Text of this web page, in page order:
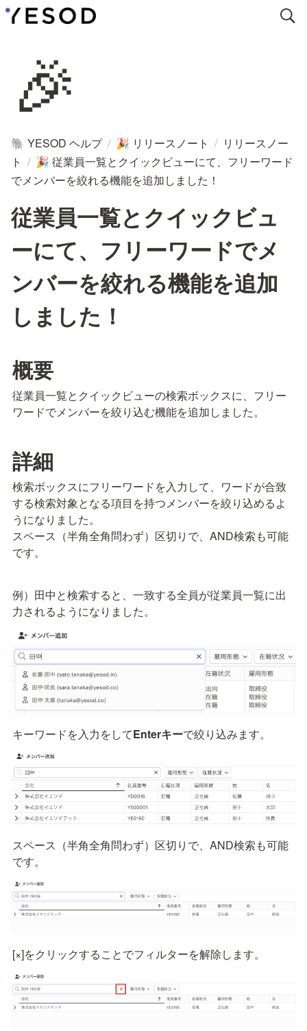
🎉
🐘 YESOD ヘルプ / 🎉 リリースノート / リリースノー
ト / 🎉 従業員一覧とクイックビューにて、フリーワード
でメンバーを絞れる機能を追加しました！
従業員一覧とクイックビュ
ーにて、フリーワードでメ
ンバーを絞れる機能を追加
しました！
概要
従業員一覧とクイックビューの検索ボックスに、フリー
ワードでメンバーを絞り込む機能を追加しました。
詳細
検索ボックスにフリーワードを入力して、ワードが合致
する検索対象となる項目を持つメンバーを絞り込めるよ
うになりました。
スペース（半角全角問わず）区切りで、AND検索も可能
です。
例）田中と検索すると、一致する全員が従業員一覧に出
力されるようになりました。
キーワードを入力をしてEnterキーで絞り込みます。
スペース（半角全角問わず）区切りで、AND検索も可能
です。
[×]をクリックすることでフィルターを解除します。